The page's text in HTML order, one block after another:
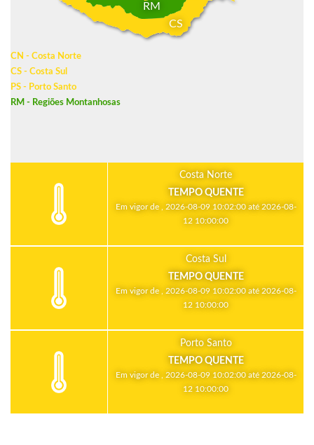
CS
RM
CN - Costa Norte
CS - Costa Sul
PS - Porto Santo
RM - Regiões Montanhosas
Costa Norte
TEMPO QUENTE
Em vigor de , 2026-08-09 10:02:00 até 2026-08-
12 10:00:00
Costa Sul
TEMPO QUENTE
Em vigor de , 2026-08-09 10:02:00 até 2026-08-
12 10:00:00
Porto Santo
TEMPO QUENTE
Em vigor de , 2026-08-09 10:02:00 até 2026-08-
12 10:00:00